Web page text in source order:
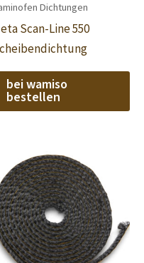
Dichtungen
Scan-Line 550
bei wamiso
bestellen